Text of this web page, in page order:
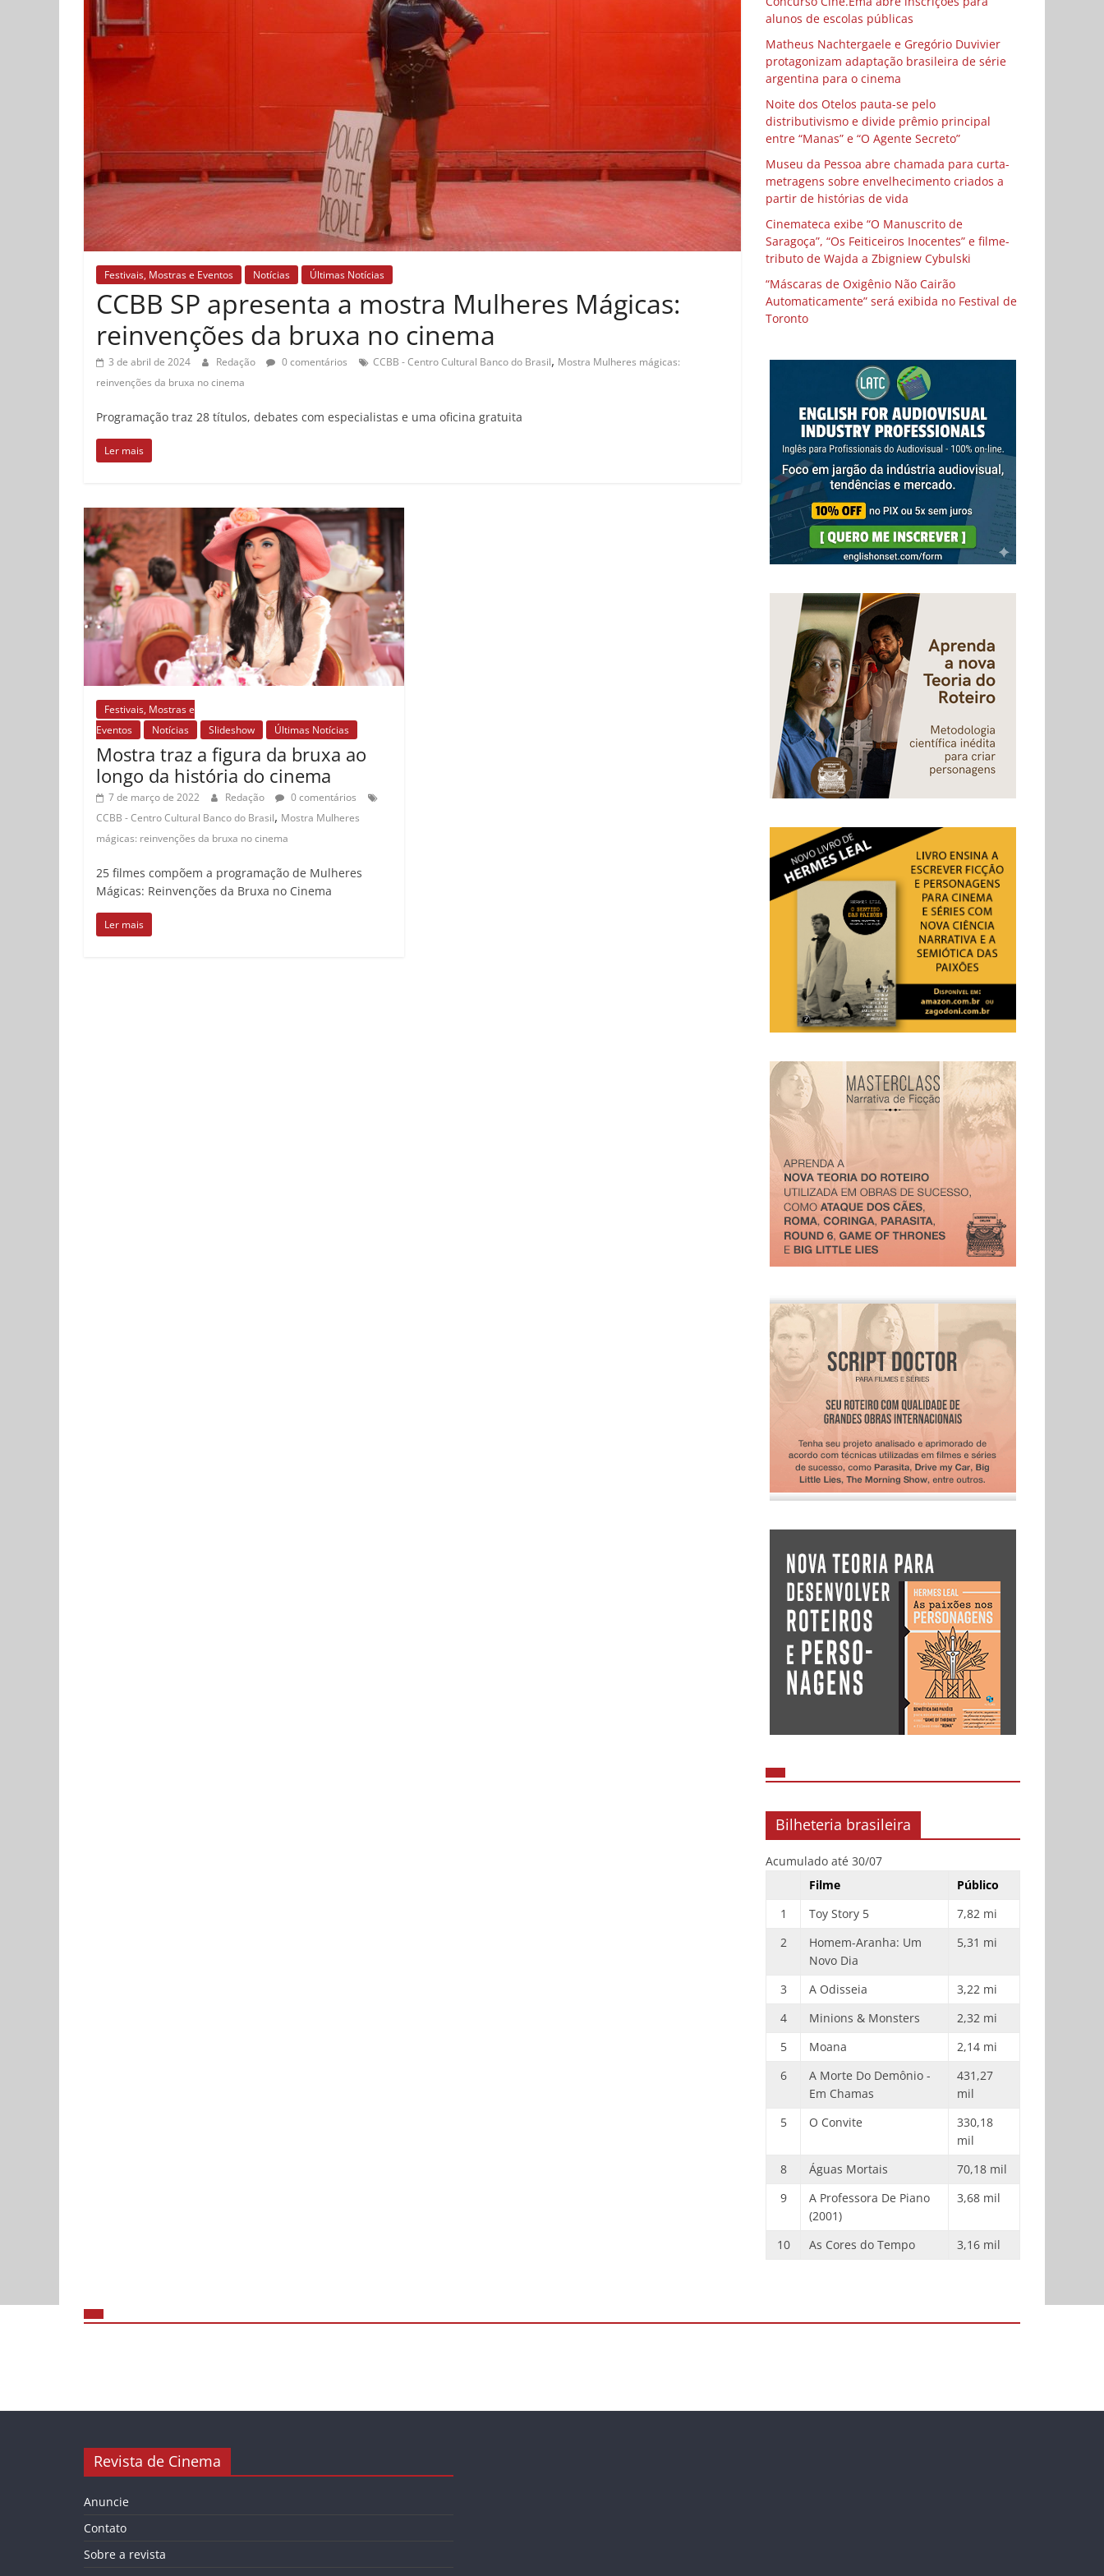
Festivais, Mostras e Eventos Notícias Últimas Notícias
CCBB SP apresenta a mostra Mulheres Mágicas:
reinvenções da bruxa no cinema
3 de abril de 2024 Redação 0 comentários CCBB - Centro Cultural Banco do Brasil, Mostra Mulheres mágicas:
reinvenções da bruxa no cinema
Programação traz 28 títulos, debates com especialistas e uma oficina gratuita
Ler mais
Festivais, Mostras e
Eventos
Notícias Slideshow Últimas Notícias
Mostra traz a figura da bruxa ao
longo da história do cinema
7 de março de 2022 Redação
0 comentários
CCBB - Centro Cultural Banco do Brasil, Mostra Mulheres
mágicas: reinvenções da bruxa no cinema
25 filmes compõem a programação de Mulheres
Mágicas: Reinvenções da Bruxa no Cinema
Ler mais
alunos de escolas públicas
Matheus Nachtergaele e Gregório Duvivier
protagonizam adaptação brasileira de série
argentina para o cinema
Noite dos Otelos pauta-se pelo
distributivismo e divide prêmio principal
entre “Manas” e “O Agente Secreto”
Museu da Pessoa abre chamada para curta-
metragens sobre envelhecimento criados a
partir de histórias de vida
Cinemateca exibe “O Manuscrito de
Saragoça”, “Os Feiticeiros Inocentes” e filme-
tributo de Wajda a Zbigniew Cybulski
“Máscaras de Oxigênio Não Cairão
Automaticamente” será exibida no Festival de
Toronto
Bilheteria brasileira
Acumulado até 30/07
Filme
Público
1
Toy Story 5
7,82 mi
2
Homem-Aranha: Um
Novo Dia
5,31 mi
3 A Odisseia
3,22 mi
4
Minions & Monsters
2,32 mi
5
Moana
2,14 mi
6
A Morte Do Demônio -
Em Chamas
431,27
mil
5
O Convite
330,18
mil
8
Águas Mortais
70,18 mil
9
A Professora De Piano
(2001)
3,68 mil
10 As Cores do Tempo 3,16 mil
Revista de Cinema
Anuncie
Contato
Sobre a revista